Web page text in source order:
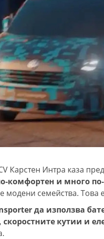
Карстен Интра каза
комфортен и много
модени семейства. Това
да използва
скоростните кутии и